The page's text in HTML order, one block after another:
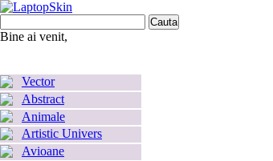
Bine ai venit,
Vector
Abstract
Animale
Artistic Univers
Avioane